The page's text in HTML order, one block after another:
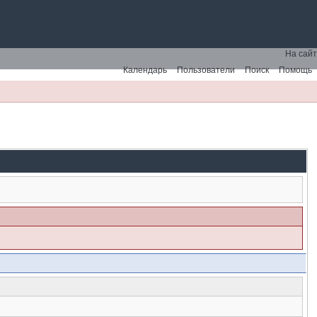
На сайт
Помощь
Поиск
Пользователи
Календарь